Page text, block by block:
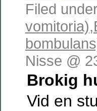
Filed
vomitoria),
Nisse @
Brokig
Vid en